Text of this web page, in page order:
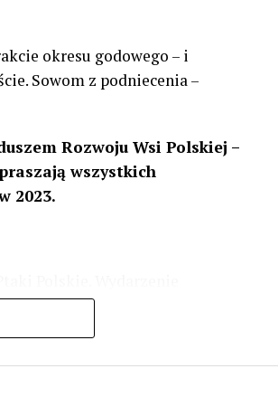
okresu godowego – i
Sowom z podniecenia –
Rozwoju Wsi Polskiej –
wszystkich
2023.
przedstawionego na